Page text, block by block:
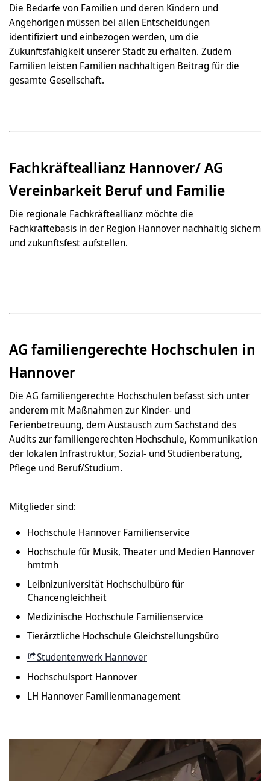
Die Bedarfe von Familien und deren Kindern und
Angehörigen müssen bei allen Entscheidungen
identifiziert und einbezogen werden, um die
Zukunftsfähigkeit unserer Stadt zu erhalten. Zudem
Familien leisten Familien nachhaltigen Beitrag für die
gesamte Gesellschaft.
Fachkräfteallianz Hannover/ AG
Vereinbarkeit Beruf und Familie
Die regionale Fachkräfteallianz möchte die
Fachkräftebasis in der Region Hannover nachhaltig sichern
und zukunftsfest aufstellen.
AG familiengerechte Hochschulen in
Hannover
Die AG familiengerechte Hochschulen befasst sich unter
anderem mit Maßnahmen zur Kinder- und
Ferienbetreuung, dem Austausch zum Sachstand des
Audits zur familiengerechten Hochschule, Kommunikation
der lokalen Infrastruktur, Sozial- und Studienberatung,
Pflege und Beruf/Studium.
Mitglieder sind:
Hochschule Hannover Familienservice
Hochschule für Musik, Theater und Medien Hannover
hmtmh
Leibnizuniversität Hochschulbüro für
Chancengleichheit
Medizinische Hochschule Familienservice
Tierärztliche Hochschule Gleichstellungsbüro
Studentenwerk Hannover
Hochschulsport Hannover
LH Hannover Familienmanagement